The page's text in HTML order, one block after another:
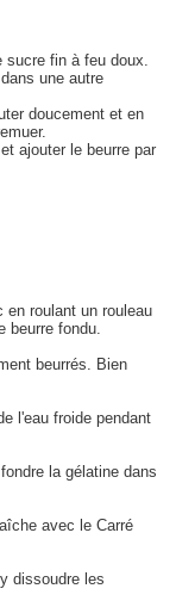
sucre fin à feu doux.
une autre
doucement et en
ajouter le beurre par
roulant un rouleau
beurre fondu.
beurrés. Bien
l'eau froide pendant
la gélatine dans
avec le Carré
dissoudre les